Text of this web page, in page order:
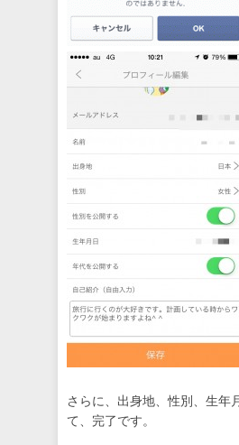
さらに、出身地、性別、生年
て、完了です。